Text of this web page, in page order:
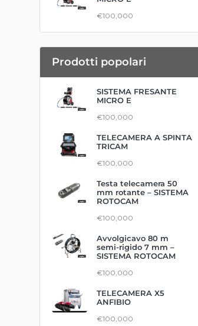
€100,000
Prodotti popolari
SISTEMA FRESANTE
MICRO E
€100,000
TELECAMERA A SPINTA
TRICAM
€100,000
Testa telecamera 50
mm rotante – SISTEMA
ROTOCAM
€100,000
Avvolgicavo 80 m
semi-rigido 7 mm –
SISTEMA ROTOCAM
€100,000
TELECAMERA X5
ANFIBIO
€100,000